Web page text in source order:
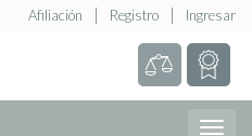
Ingresar
Registro
Afiliación